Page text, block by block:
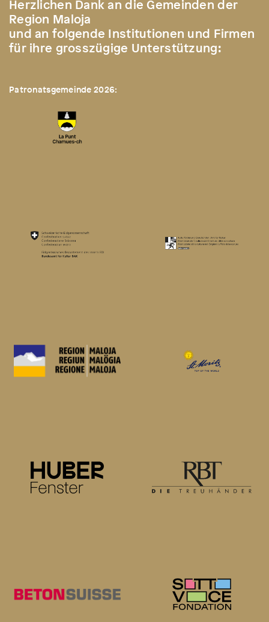
Herzlichen Dank an die Gemeinden der
Region Maloja
und an folgende Institutionen und Firmen
für ihre grosszügige Unterstützung:
Patronatsgemeinde 2026: